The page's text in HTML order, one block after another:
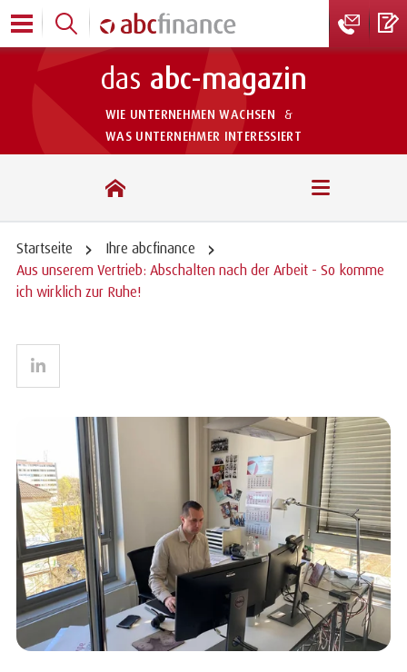
das abc-magazin
WIE UNTERNEHMEN WACHSEN
&
WAS UNTERNEHMER INTERESSIERT
das abc-magazin
Startseite
Ihre abcfinance
Aus unserem Vertrieb: Abschalten nach der Arbeit - So komme
ich wirklich zur Ruhe!
LinkedIn